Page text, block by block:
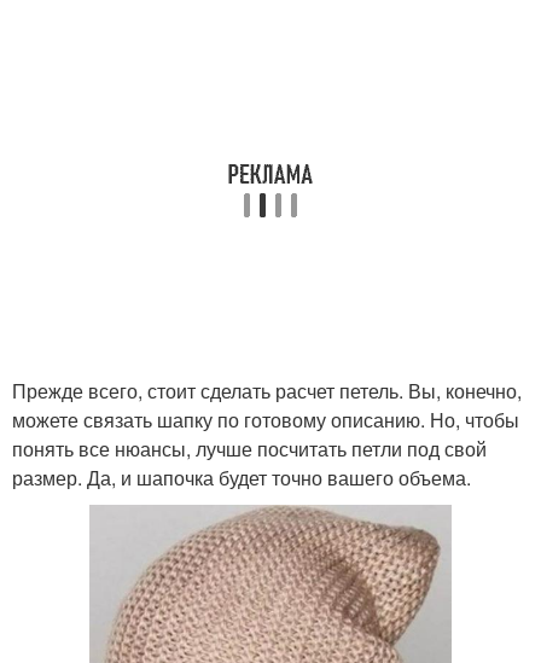
Прежде всего, стоит сделать расчет петель. Вы, конечно,
можете связать шапку по готовому описанию. Но, чтобы
понять все нюансы, лучше посчитать петли под свой
размер. Да, и шапочка будет точно вашего объема.